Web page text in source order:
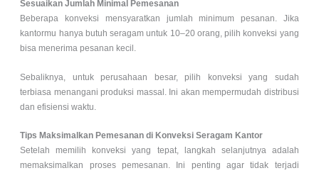
Sesuaikan Jumlah Minimal Pemesanan
Beberapa konveksi mensyaratkan jumlah minimum pesanan. Jika
kantormu hanya butuh seragam untuk 10–20 orang, pilih konveksi yang
bisa menerima pesanan kecil.
Sebaliknya, untuk perusahaan besar, pilih konveksi yang sudah
terbiasa menangani produksi massal. Ini akan mempermudah distribusi
dan efisiensi waktu.
Tips Maksimalkan Pemesanan di Konveksi Seragam Kantor
Setelah memilih konveksi yang tepat, langkah selanjutnya adalah
memaksimalkan proses pemesanan. Ini penting agar tidak terjadi